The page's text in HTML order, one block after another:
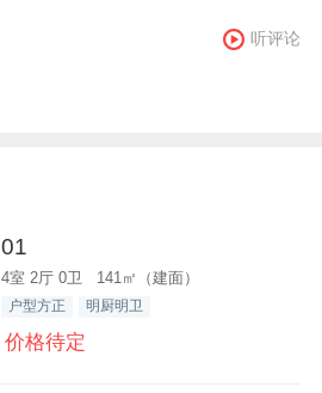
听评论
01
4室 2厅 0卫 141㎡（建面）
户型方正 明厨明卫
价格待定